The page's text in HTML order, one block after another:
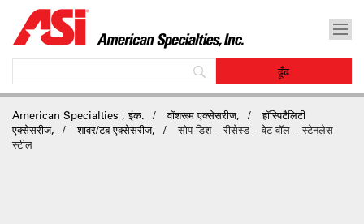
American Specialties , इंक. वॉशरूम एक्सेसरीज,
हॉस्पिटैलिटी
एक्सेसरीज,
शावर/टब एक्सेसरीज,
सोप डिश – रीसेस्ड – वेट वॉल – स्टेनलेस
स्टील